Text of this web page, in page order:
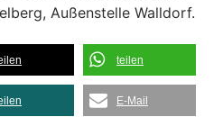
Außenstelle Walldorf.
teilen
E-Mail